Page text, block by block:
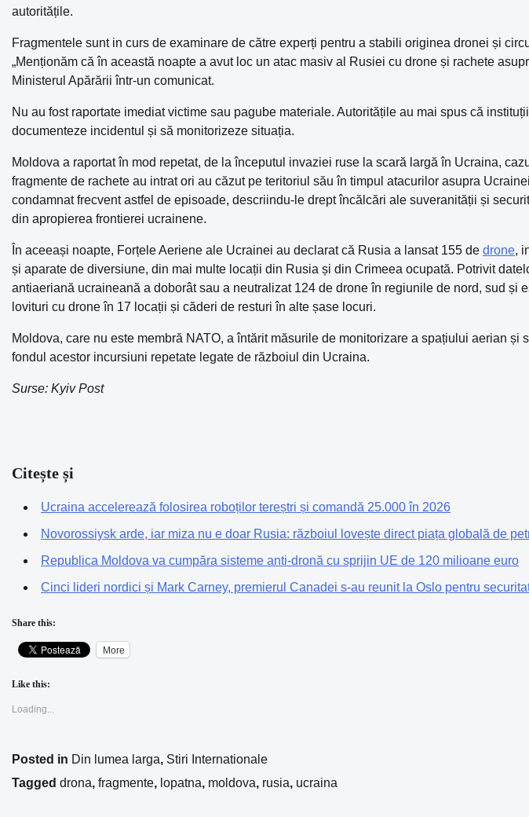
autoritățile.
Fragmentele sunt in curs de examinare de către experți pentru a stabili originea dronei și
„Menționăm că în această noapte a avut loc un atac masiv al Rusiei cu drone și rachete
Ministerul Apărării într-un comunicat.
Nu au fost raportate imediat victime sau pagube materiale. Autoritățile au mai spus că
documenteze incidentul și să monitorizeze situația.
Moldova a raportat în mod repetat, de la începutul invaziei ruse la scară largă în Ucraina,
fragmente de rachete au intrat ori au căzut pe teritoriul său în timpul atacurilor asupra
condamnat frecvent astfel de episoade, descriindu-le drept încălcări ale suveranității și
din apropierea frontierei ucrainene.
În aceeași noapte, Forțele Aeriene ale Ucrainei au declarat că Rusia a lansat 155 de drone,
și aparate de diversiune, din mai multe locații din Rusia și din Crimeea ocupată. Potrivit
antiaeriană ucraineană a doborât sau a neutralizat 124 de drone în regiunile de nord, sud și
lovituri cu drone în 17 locații și căderi de resturi în alte șase locuri.
Moldova, care nu este membră NATO, a întărit măsurile de monitorizare a spațiului aerian și
fondul acestor incursiuni repetate legate de războiul din Ucraina.
Surse: Kyiv Post
Citește și
Ucraina accelerează folosirea roboților tereștri și comandă 25.000 în 2026
Novorossiysk arde, iar miza nu e doar Rusia: războiul lovește direct piața globală de
Republica Moldova va cumpăra sisteme anti-dronă cu sprijin UE de 120 milioane euro
Cinci lideri nordici și Mark Carney, premierul Canadei s-au reunit la Oslo pentru
Share this:
More
Like this:
Loading...
Posted in Din lumea larga, Stiri Internationale
Tagged drona, fragmente, lopatna, moldova, rusia, ucraina